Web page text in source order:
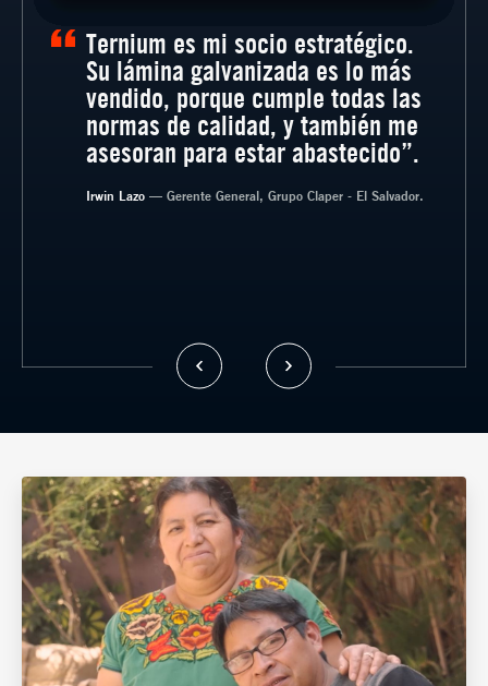
— Sub Gerente Administrativo,
Ternium es mi socio estratégico.
Su lámina galvanizada es lo más
vendido, porque cumple todas las
normas de calidad, y también me
asesoran para estar abastecido”.
Irwin Lazo— Gerente General, Grupo Claper - El Salvador.
— Gerente de Ventas, Aceros de Guatemala.
— Gerente General, CORASA, Guatemala.
— Tecnometales, Costa Rica.